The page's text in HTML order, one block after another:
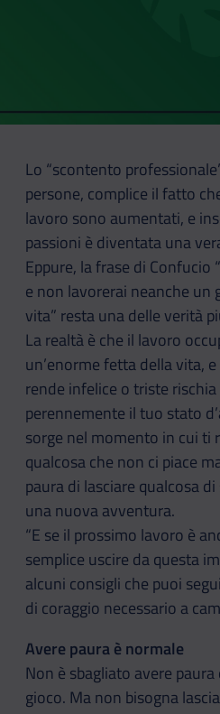
Lo “scontento
persone, complice il fatto
lavoro sono aumentati, e
passioni è diventata una
Eppure, la frase di Confucio
e non lavorerai neanche
vita” resta una delle verità
La realtà è che il lavoro
un’enorme fetta della vita,
rende infelice o triste
perennemente il tuo stato
sorge nel momento in cui ti
qualcosa che non ci piace
paura di lasciare qualcosa
una nuova avventura.
“E se il prossimo lavoro è
semplice uscire da questa
alcuni consigli che puoi
di coraggio necessario a
Avere paura è normale
Non è sbagliato avere
gioco. Ma non bisogna